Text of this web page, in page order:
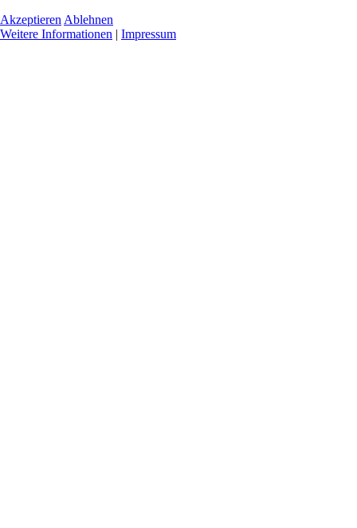
Akzeptieren Ablehnen
Weitere Informationen | Impressum